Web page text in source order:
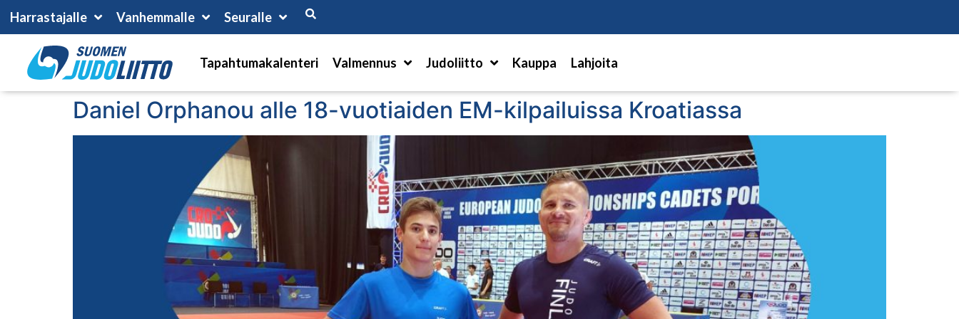
Harrastajalle Vanhemmalle Seuralle
Tapahtumakalenteri Valmennus Judoliitto Kauppa Lahjoita
Daniel Orphanou alle 18-vuotiaiden EM-kilpailuissa Kroatiassa